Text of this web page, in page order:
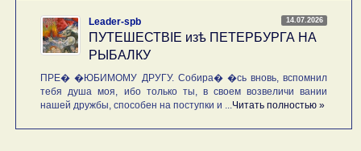
14.07.2026
Leader-spb
ПУТЕШЕСТВIE изѣ ПЕТЕРБУРГА НА
РЫБАЛКУ
ПРЕ� �ЮБИМОМУ ДРУГУ. Собира� �сь вновь, вспомнил
тебя душа моя, ибо только ты, в своем возвеличи вании
нашей дружбы, способен на поступки и ... Читать полностью »